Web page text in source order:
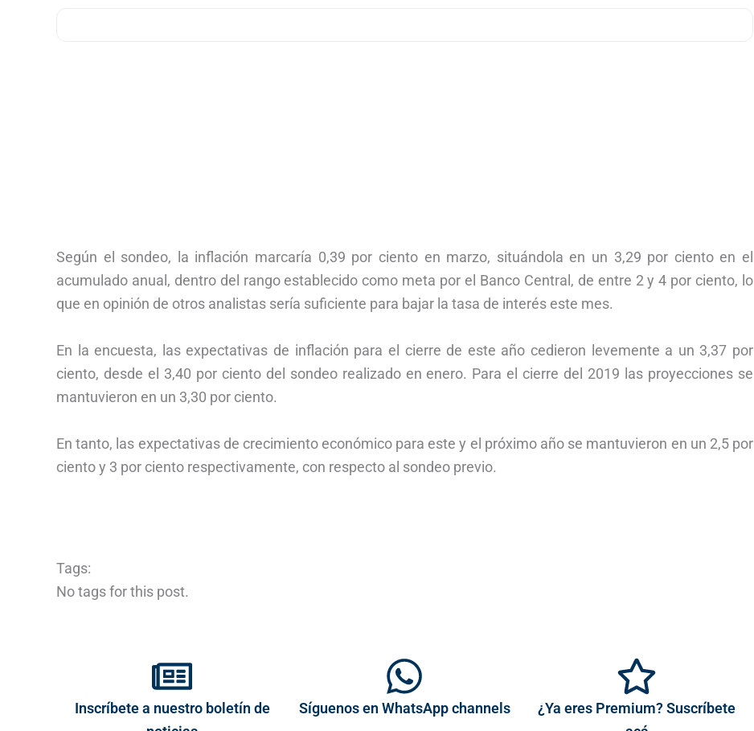
Según el sondeo, la inflación marcaría 0,39 por ciento en marzo, situándola en un 3,29 por ciento en el
acumulado anual, dentro del rango establecido como meta por el Banco Central, de entre 2 y 4 por ciento, lo
que en opinión de otros analistas sería suficiente para bajar la tasa de interés este mes.
En la encuesta, las expectativas de inflación para el cierre de este año cedieron levemente a un 3,37 por
ciento, desde el 3,40 por ciento del sondeo realizado en enero. Para el cierre del 2019 las proyecciones se
mantuvieron en un 3,30 por ciento.
En tanto, las expectativas de crecimiento económico para este y el próximo año se mantuvieron en un 2,5 por
ciento y 3 por ciento respectivamente, con respecto al sondeo previo.
Tags:
No tags for this post.
Inscríbete a nuestro boletín de
Síguenos en WhatsApp channels
¿Ya eres Premium? Suscríbete